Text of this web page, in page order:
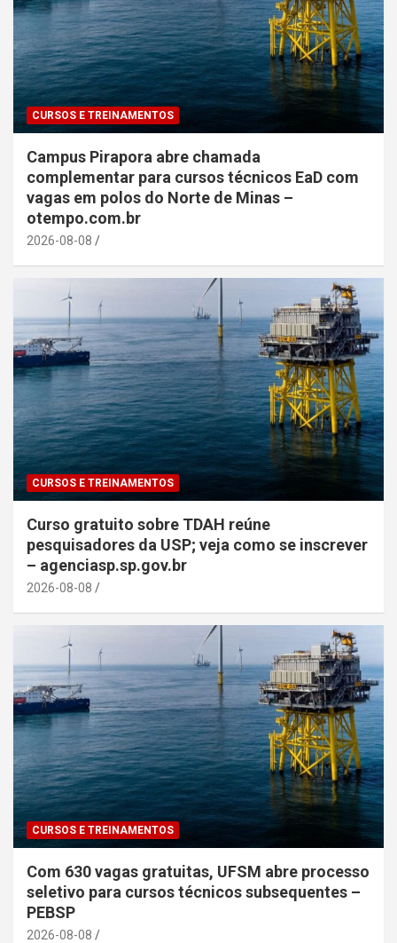
CURSOS E TREINAMENTOS
Campus Pirapora abre chamada
complementar para cursos técnicos EaD com
vagas em polos do Norte de Minas –
otempo.com.br
2026-08-08
CURSOS E TREINAMENTOS
Curso gratuito sobre TDAH reúne
pesquisadores da USP; veja como se inscrever
– agenciasp.sp.gov.br
2026-08-08
CURSOS E TREINAMENTOS
Com 630 vagas gratuitas, UFSM abre processo
seletivo para cursos técnicos subsequentes –
PEBSP
2026-08-08